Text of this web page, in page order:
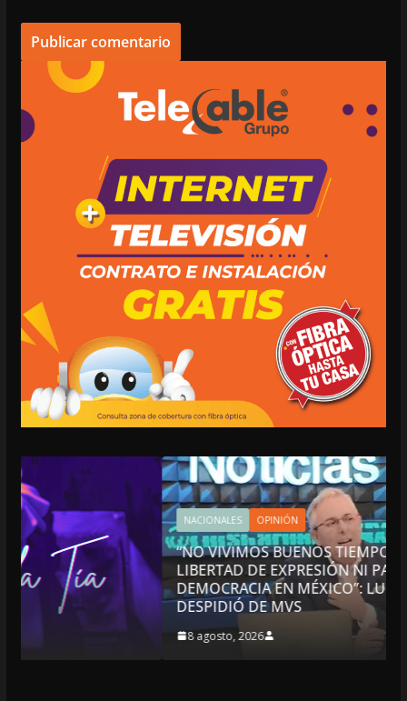
NACIONALES OPINIÓN
“NO VIVIMOS BUENOS TIEMPOS PARA LA
LIBERTAD DE EXPRESIÓN NI PARA LA
DEMOCRACIA EN MÉXICO”: LUIS CÁRDENAS; SE
DESPIDIÓ DE MVS
8 agosto, 2026